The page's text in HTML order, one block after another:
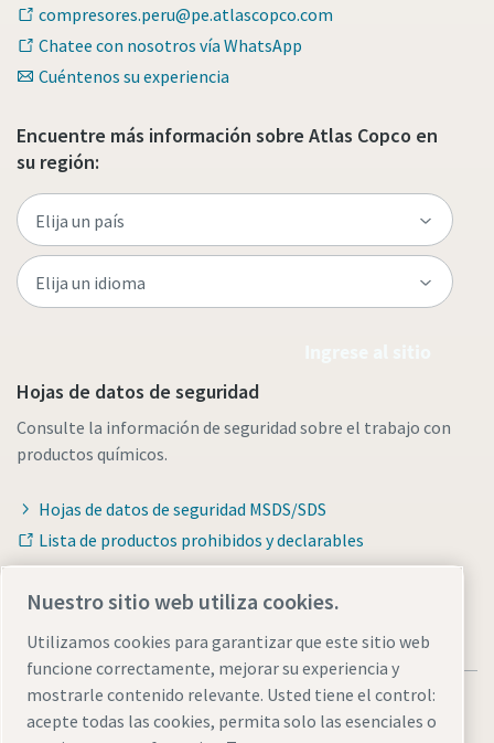
compresores.peru@pe.atlascopco.com
Chatee con nosotros vía WhatsApp
Cuéntenos su experiencia
Encuentre más información sobre Atlas Copco en
su región:
Hojas de datos de seguridad
Consulte la información de seguridad sobre el trabajo con
productos químicos.
Hojas de datos de seguridad MSDS/SDS
Lista de productos prohibidos y declarables
Nuestro sitio web utiliza cookies.
Utilizamos cookies para garantizar que este sitio web
funcione correctamente, mejorar su experiencia y
mostrarle contenido relevante. Usted tiene el control:
acepte todas las cookies, permita solo las esenciales o